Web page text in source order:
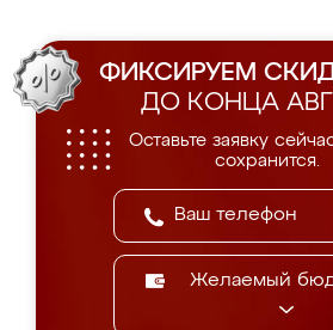
ФИКСИРУЕМ
ДО КОНЦА
Оставьте заявку
сохранится.
Желаемый